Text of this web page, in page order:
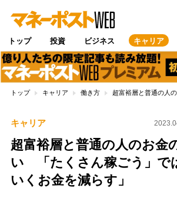
トップ 投資 ビジネス キャリア
トップ キャリア 働き方 超富裕層と普通の人
キャリア
超富裕層と普通の人のお金
い 「たくさん稼ごう」で
いくお金を減らす」